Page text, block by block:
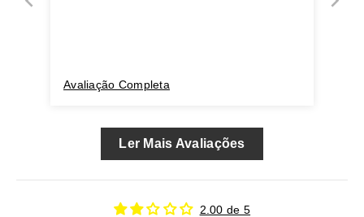
Avaliação Completa
Ler Mais Avaliações
2.00 de 5